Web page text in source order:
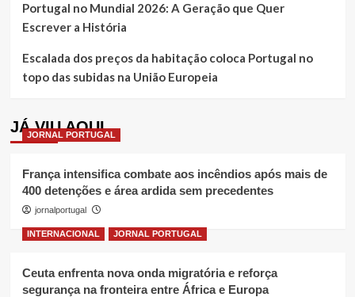
Portugal no Mundial 2026: A Geração que Quer
Escrever a História
Escalada dos preços da habitação coloca Portugal no
topo das subidas na União Europeia
JÁ VIU AQUI
JORNAL PORTUGAL
França intensifica combate aos incêndios após mais de
400 detenções e área ardida sem precedentes
jornalportugal
INTERNACIONAL JORNAL PORTUGAL
Ceuta enfrenta nova onda migratória e reforça
segurança na fronteira entre África e Europa